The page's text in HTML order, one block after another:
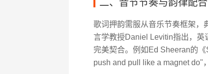
二、音节节奏与韵律配合
歌词押韵需服从音乐节奏框架，
言学教授Daniel Levitin指出，
完美契合。例如Ed Sheeran的
push and pull like a magnet do"